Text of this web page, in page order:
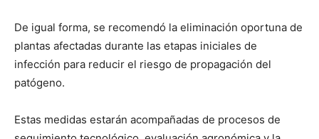
De igual forma, se recomendó la eliminación oportuna de
plantas afectadas durante las etapas iniciales de
infección para reducir el riesgo de propagación del
patógeno.
Estas medidas estarán acompañadas de procesos de